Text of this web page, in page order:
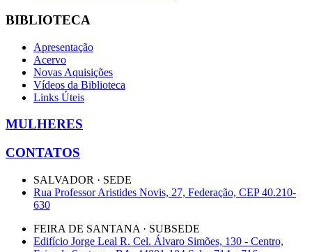
BIBLIOTECA
Apresentação
Acervo
Novas Aquisições
Vídeos da Biblioteca
Links Úteis
MULHERES
CONTATOS
SALVADOR · SEDE
Rua Professor Aristides Novis, 27, Federação, CEP 40.210-
630
FEIRA DE SANTANA · SUBSEDE
Edifício Jorge Leal R. Cel. Álvaro Simões, 130 - Centro,